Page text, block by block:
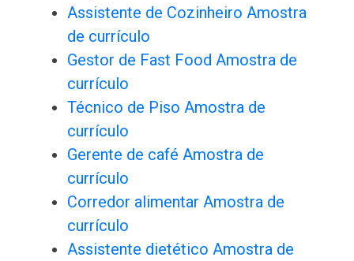
Assistente de Cozinheiro Amostra
de currículo
Gestor de Fast Food Amostra de
currículo
Técnico de Piso Amostra de
currículo
Gerente de café Amostra de
currículo
Corredor alimentar Amostra de
currículo
Assistente dietético Amostra de